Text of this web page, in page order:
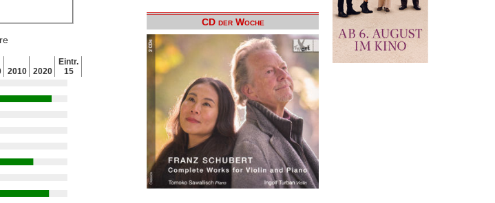
2010 2020
Eintr.
15
CD der Woche